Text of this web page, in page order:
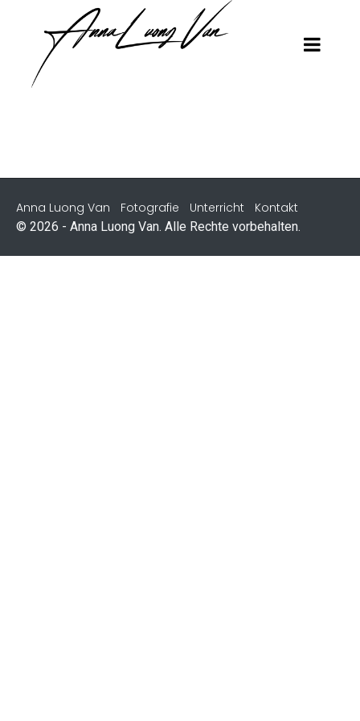
Anna Luong Van Fotografie Unterricht Kontakt
© 2026 - Anna Luong Van. Alle Rechte vorbehalten.